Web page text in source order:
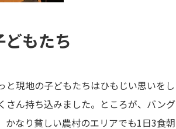
もたち
現地の子どもたちはひもじい思いをし
さん持ち込みました。ところが、バング
かなり貧しい農村のエリアでも1日3食朝